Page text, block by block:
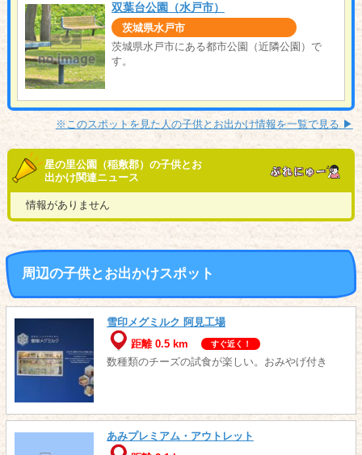
双葉台公園（水戸市）
茨城県水戸市
茨城県水戸市にある都市公園（近隣公園）で
す。
※このスポットを見た人の子供とお出かけ情報を一覧で見る ▶︎
星の里公園（稲敷郡）の子供とお
出かけ関連ニュース
情報がありません
周辺の子供とお出かけスポット
雪印メグミルク 阿見工場
距離 0.5 km
すぐ近く！
数種類のチーズの試食が楽しい。おみやげ付き
あみプレミアム・アウトレット